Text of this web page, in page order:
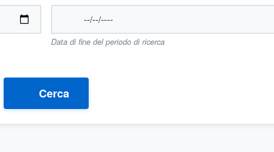
Data di fine del periodo di ricerca
Cerca